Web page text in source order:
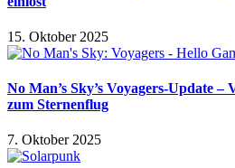
15. Oktober 2025
No Man’s Sky’s Voyagers-Update
zum Sternenflug
7. Oktober 2025